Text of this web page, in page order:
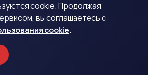
операторов персональных данных
Российской Федерации
cookie. Продолжая
вы соглашаетесь с
cookie.